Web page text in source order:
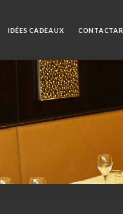
IDÉES CADEAUX CONTACTAR